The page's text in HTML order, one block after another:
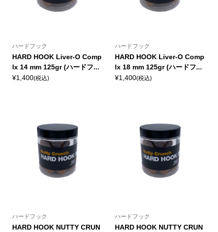
ハードフック
HARD HOOK Liver-O Comp
lx 14 mm 125gr (ハードフ...
¥1,400(税込)
ハードフック
HARD HOOK Liver-O Comp
lx 18 mm 125gr (ハードフ...
¥1,400(税込)
ハードフック
HARD HOOK NUTTY CRUN
ハードフック
HARD HOOK NUTTY CRUN